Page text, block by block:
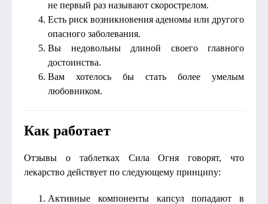
не первый раз называют скорострелом.
Есть риск возникновения аденомы или другого
опасного заболевания.
Вы недовольны длиной своего главного
достоинства.
Вам хотелось бы стать более умелым
любовником.
Как работает
Отзывы о таблетках Сила Огня говорят, что
лекарство действует по следующему принципу:
Активные компоненты капсул попадают в